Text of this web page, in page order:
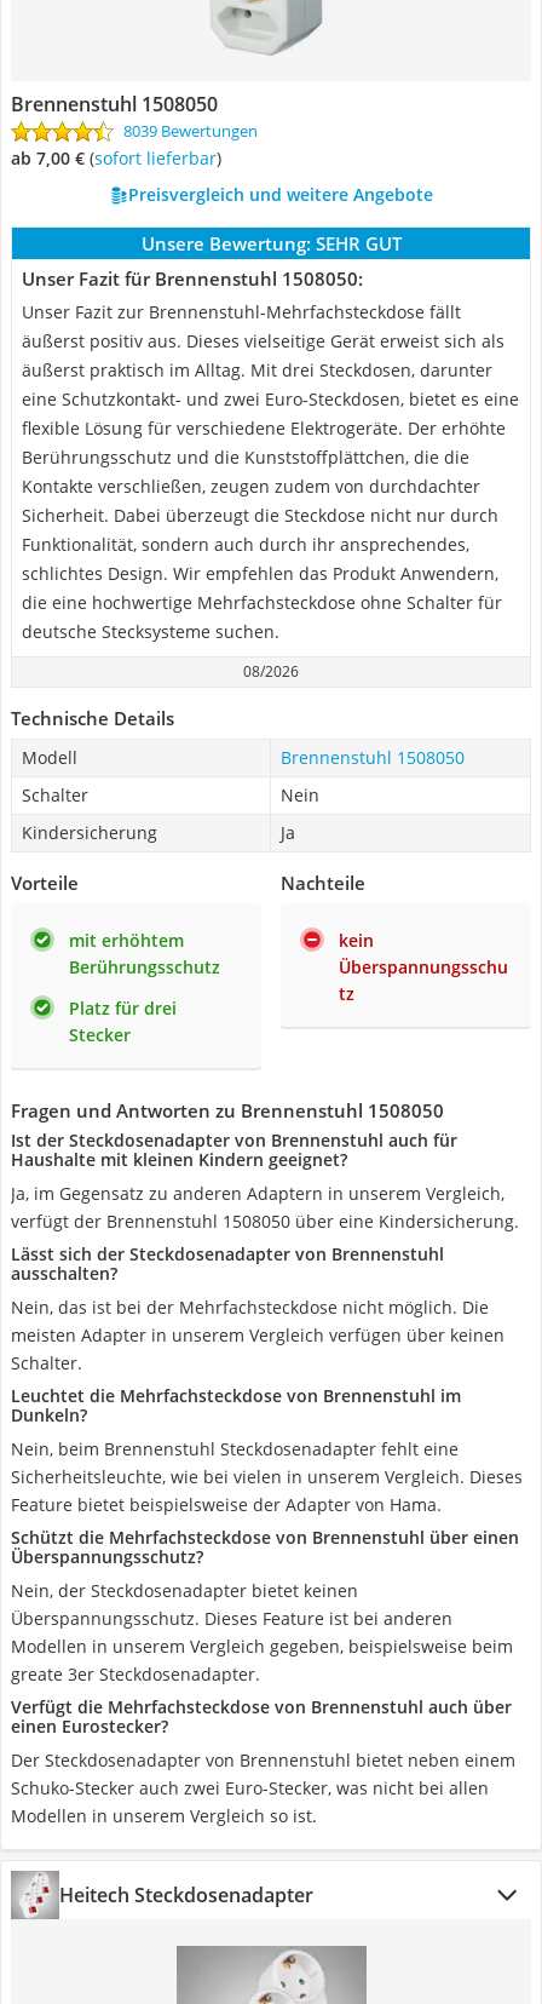
Brennenstuhl 1508050
8039 Bewertungen
ab 7,00 € ( Sofort lieferbar)
Preisvergleich und weitere Angebote
Unsere Bewertung: SEHR GUT
Unser Fazit für Brennenstuhl 1508050:
Unser Fazit zur Brennenstuhl-Mehrfachsteckdose fällt
äußerst positiv aus. Dieses vielseitige Gerät erweist sich als
äußerst praktisch im Alltag. Mit drei Steckdosen, darunter
eine Schutzkontakt- und zwei Euro-Steckdosen, bietet es eine
flexible Lösung für verschiedene Elektrogeräte. Der erhöhte
Berührungsschutz und die Kunststoffplättchen, die die
Kontakte verschließen, zeugen zudem von durchdachter
Sicherheit. Dabei überzeugt die Steckdose nicht nur durch
Funktionalität, sondern auch durch ihr ansprechendes,
schlichtes Design. Wir empfehlen das Produkt Anwendern,
die eine hochwertige Mehrfachsteckdose ohne Schalter für
deutsche Stecksysteme suchen.
08/2026
Technische Details
Modell
Brennenstuhl 1508050
Schalter
Nein
Kindersicherung
Ja
Vorteile
mit erhöhtem
Berührungsschutz
Platz für drei
Stecker
Nachteile
kein
Überspannungsschu
tz
Fragen und Antworten zu Brennenstuhl 1508050
Ist der Steckdosenadapter von Brennenstuhl auch für
Haushalte mit kleinen Kindern geeignet?
Ja, im Gegensatz zu anderen Adaptern in unserem Vergleich,
verfügt der Brennenstuhl 1508050 über eine Kindersicherung.
Lässt sich der Steckdosenadapter von Brennenstuhl
ausschalten?
Nein, das ist bei der Mehrfachsteckdose nicht möglich. Die
meisten Adapter in unserem Vergleich verfügen über keinen
Schalter.
Leuchtet die Mehrfachsteckdose von Brennenstuhl im
Dunkeln?
Nein, beim Brennenstuhl Steckdosenadapter fehlt eine
Sicherheitsleuchte, wie bei vielen in unserem Vergleich. Dieses
Feature bietet beispielsweise der Adapter von Hama.
Schützt die Mehrfachsteckdose von Brennenstuhl über einen
Überspannungsschutz?
Nein, der Steckdosenadapter bietet keinen
Überspannungsschutz. Dieses Feature ist bei anderen
Modellen in unserem Vergleich gegeben, beispielsweise beim
greate 3er Steckdosenadapter.
Verfügt die Mehrfachsteckdose von Brennenstuhl auch über
einen Eurostecker?
Der Steckdosenadapter von Brennenstuhl bietet neben einem
Schuko-Stecker auch zwei Euro-Stecker, was nicht bei allen
Modellen in unserem Vergleich so ist.
Heitech Steckdosenadapter